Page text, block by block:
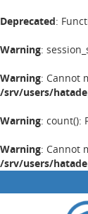
Deprecated:
Warning:
Warning: Cannot
/srv/users/
Warning: count():
Warning: Cannot
/srv/users/